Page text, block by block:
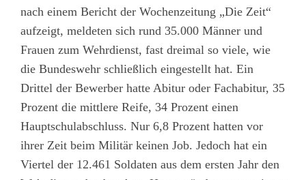
nach einem Bericht der Wochenzeitung „Die Zeit“
aufzeigt, meldeten sich rund 35.000 Männer und
Frauen zum Wehrdienst, fast dreimal so viele, wie
die Bundeswehr schließlich eingestellt hat. Ein
Drittel der Bewerber hatte Abitur oder Fachabitur, 35
Prozent die mittlere Reife, 34 Prozent einen
Hauptschulabschluss. Nur 6,8 Prozent hatten vor
ihrer Zeit beim Militär keinen Job. Jedoch hat ein
Viertel der 12.461 Soldaten aus dem ersten Jahr den